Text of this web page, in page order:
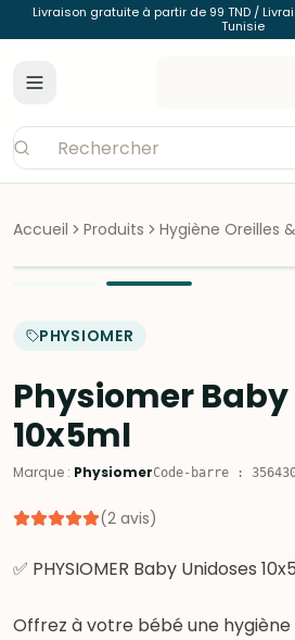
Livraison gratuite à partir de 99 TND /
Tunisie
Accueil Produits Hygiène Oreilles
PHYSIOMER
Physiomer
10x5ml
Marque : PhysiomerCode-barre :
(2 avis)
✅ PHYSIOMER Baby Unidoses
Offrez à votre bébé une